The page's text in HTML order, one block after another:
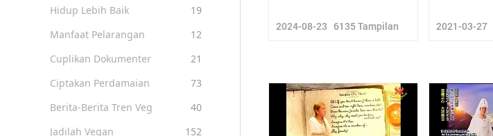
Hidup Lebih Baik
19
Manfaat Pelarangan
12
Cuplikan Dokumenter
21
Ciptakan Perdamaian
73
Berita-Berita Tren Veg
40
Jadilah Vegan
152
2024-08-23 6135 Tampilan 2021-03-27